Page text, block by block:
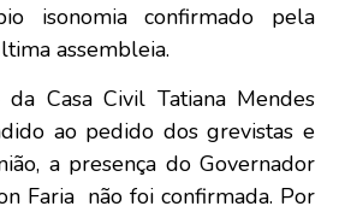
isonomia confirmado pela
assembleia.
Casa Civil Tatiana Mendes
ao pedido dos grevistas e
a presença do Governador
Faria não foi confirmada. Por